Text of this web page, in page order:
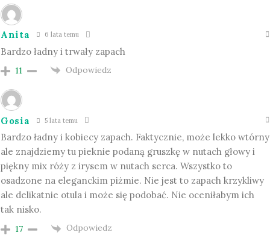
Anita 6 lata temu
Bardzo ładny i trwały zapach
11 Odpowiedz
Gosia 5 lata temu
Bardzo ładny i kobiecy zapach. Faktycznie, może lekko wtórny
ale znajdziemy tu pieknie podaną gruszkę w nutach głowy i
piękny mix róży z irysem w nutach serca. Wszystko to
osadzone na eleganckim piżmie. Nie jest to zapach krzykliwy
ale delikatnie otula i może się podobać. Nie oceniłabym ich
tak nisko.
17 Odpowiedz